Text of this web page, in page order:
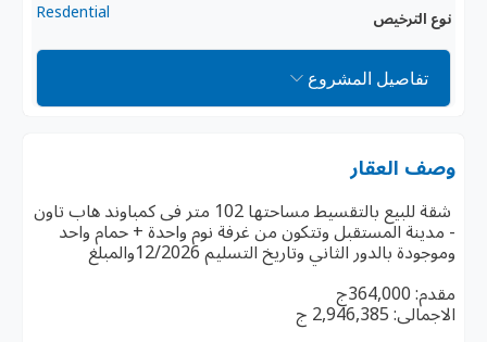
نوع الترخيص Resdential
تفاصيل المشروع
وصف العقار
شقة للبيع بالتقسيط مساحتها 102 متر فى كمباوند هاب تاون
- مدينة المستقبل وتتكون من غرفة نوم واحدة + حمام واحد
وموجودة بالدور الثاني وتاريخ التسليم 12/2026والمبلغ
مقدم: 364,000ج
الاجمالى: 2,946,385 ج